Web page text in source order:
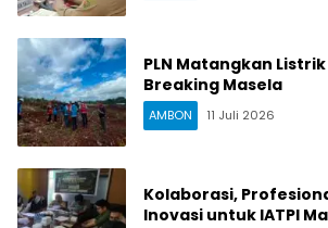
PLN Matangkan
Breaking Masela
AMBON 11 Juli 2026
Kolaborasi,
Inovasi untuk IATPI